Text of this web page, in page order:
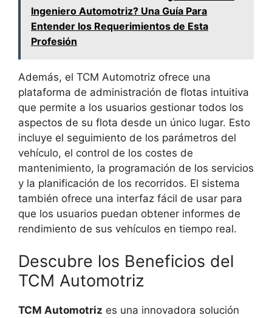
Ingeniero Automotriz? Una Guía Para
Entender los Requerimientos de Esta
Profesión
Además, el TCM Automotriz ofrece una
plataforma de administración de flotas intuitiva
que permite a los usuarios gestionar todos los
aspectos de su flota desde un único lugar. Esto
incluye el seguimiento de los parámetros del
vehículo, el control de los costes de
mantenimiento, la programación de los servicios
y la planificación de los recorridos. El sistema
también ofrece una interfaz fácil de usar para
que los usuarios puedan obtener informes de
rendimiento de sus vehículos en tiempo real.
Descubre los Beneficios del
TCM Automotriz
TCM Automotriz es una innovadora solución